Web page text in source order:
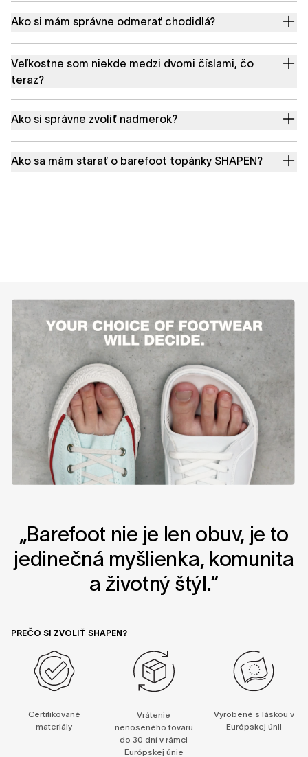
Ako si mám správne odmerať chodidlá?
Veľkostne som niekde medzi dvomi číslami, čo
teraz?
Ako si správne zvoliť nadmerok?
Ako sa mám starať o barefoot topánky SHAPEN?
„Barefoot nie je len obuv, je to
jedinečná myšlienka, komunita
a životný štýl.“
PREČO SI ZVOLIŤ SHAPEN?
Certifikované
materiály
Vrátenie
nenoseného tovaru
do 30 dní v rámci
Európskej únie
Vyrobené s láskou v
Európskej únii